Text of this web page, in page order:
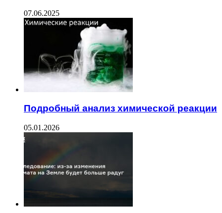
07.06.2025
Подробный анализ химической реакции
05.01.2026